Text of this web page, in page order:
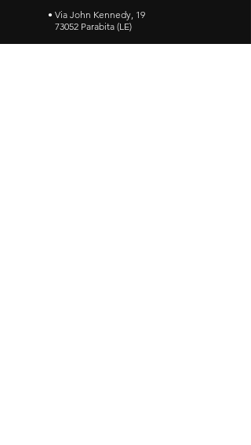
• Via John Kennedy, 19
73052 Parabita (LE)